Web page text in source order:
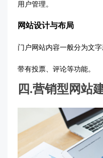
用户管理。
网站设计与布局
门户网站内容一般分为文
带有投票、评论等功能。
四.营销型网站